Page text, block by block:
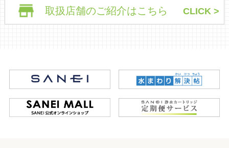
取扱店舗のご紹介はこちら CLICK >